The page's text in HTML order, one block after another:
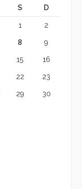
S D
1 2
8 9
15 16
22 23
29 30